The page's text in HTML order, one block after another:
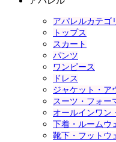
アパレルカテゴ
トップス
スカート
パンツ
ワンピース
ドレス
ジャケット・ア
スーツ・フォー
オールインワン
下着・ルームウ
靴下・フットウ